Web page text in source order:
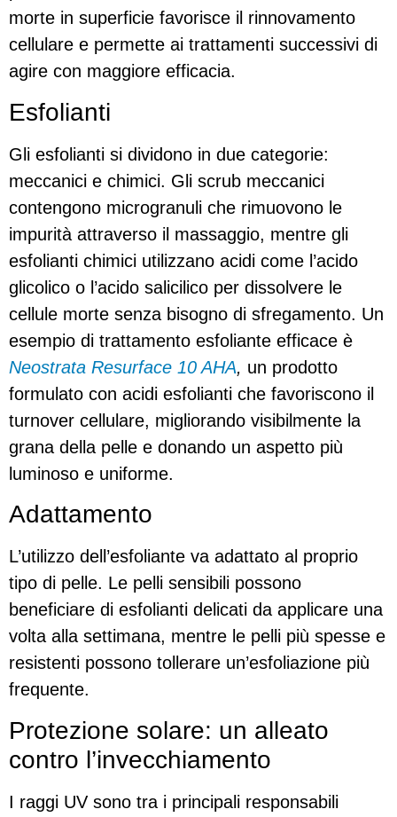
morte in superficie favorisce il rinnovamento
cellulare e permette ai trattamenti successivi di
agire con maggiore efficacia.
Esfolianti
Gli esfolianti si dividono in due categorie:
meccanici e chimici. Gli scrub meccanici
contengono microgranuli che rimuovono le
impurità attraverso il massaggio, mentre gli
esfolianti chimici utilizzano acidi come l’acido
glicolico o l’acido salicilico per dissolvere le
cellule morte senza bisogno di sfregamento. Un
esempio di trattamento esfoliante efficace è
Neostrata Resurface 10 AHA, un prodotto
formulato con acidi esfolianti che favoriscono il
turnover cellulare, migliorando visibilmente la
grana della pelle e donando un aspetto più
luminoso e uniforme.
Adattamento
L’utilizzo dell’esfoliante va adattato al proprio
tipo di pelle. Le pelli sensibili possono
beneficiare di esfolianti delicati da applicare una
volta alla settimana, mentre le pelli più spesse e
resistenti possono tollerare un’esfoliazione più
frequente.
Protezione solare: un alleato
contro l’invecchiamento
I raggi UV sono tra i principali responsabili